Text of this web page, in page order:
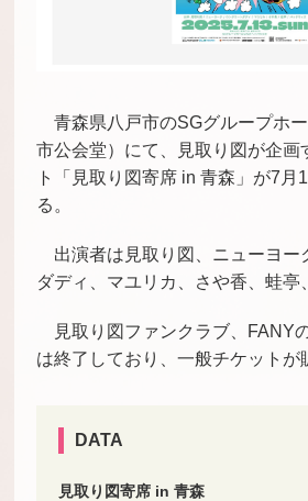
青森県八戸市のSGグループホ
市公会堂）にて、見取り図が企画
ト「見取り図寄席 in 青森」が7月
る。
出演者は見取り図、ニューヨー
ダディ、マユリカ、さや香、蛙亭
見取り図ファンクラブ、FANY
は終了しており、一般チケットが
DATA
見取り図寄席 in 青森